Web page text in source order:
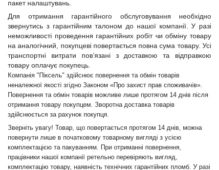
пакет налаштувань.
Для отримання гарантійного обслуговування необхідно
звернутись з гарантійним талоном до нашої компанії. У разі
неможливості проведення гарантійних робіт чи обміну товару
на аналогічний, покупцеві повертається повна сума товару. Усі
транспортні витрати пов’язані з доставкою та відправкою
товару оплачує покупець.
Компанія "Піксель" здійснює повернення та обмін товарів
неналежної якості згідно Законом «Про захист прав споживачів».
Повернення та обмін товарів можливе лише протягом 14 днів після
отримання товару покупцем. Зворотна доставка товарів
здійснюється за рахунок покупця.
Зверніть увагу! Товар, що повертається протягом 14 днів, можна
повернути лише в початковому товарному вигляді з усією
комплектацією та пакуванням. При отриманні повернення,
працівники нашої компанії ретельно перевіряють вигляд,
комплектацію товару, наявність технічних гарантійних пломб. У разі